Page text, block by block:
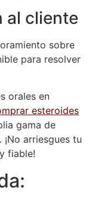
al cliente
sobre
para resolver
orales en
esteroides
gama de
arriesgues tu
fiable!